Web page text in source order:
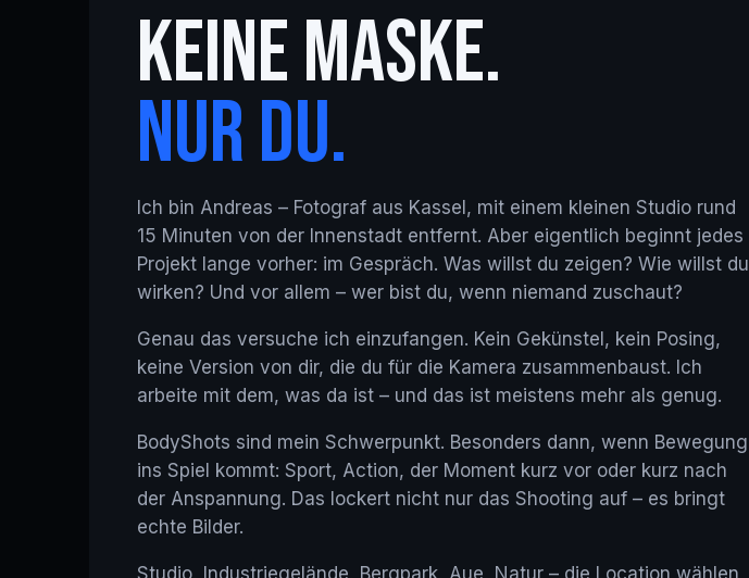
KEINE MASKE.
NUR DU.
Ich bin Andreas – Fotograf aus Kassel, mit einem kleinen Studio rund
15 Minuten von der Innenstadt entfernt. Aber eigentlich beginnt jedes
Projekt lange vorher: im Gespräch. Was willst du zeigen? Wie willst du
wirken? Und vor allem – wer bist du, wenn niemand zuschaut?
Genau das versuche ich einzufangen. Kein Gekünstel, kein Posing,
keine Version von dir, die du für die Kamera zusammenbaust. Ich
arbeite mit dem, was da ist – und das ist meistens mehr als genug.
BodyShots sind mein Schwerpunkt. Besonders dann, wenn Bewegung
ins Spiel kommt: Sport, Action, der Moment kurz vor oder kurz nach
der Anspannung. Das lockert nicht nur das Shooting auf – es bringt
echte Bilder.